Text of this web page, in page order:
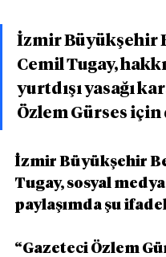
İzmir Büyükşehir
Cemil Tugay,
yurtdışı yasağı
Özlem Gürses için
İzmir Büyükşehir
Tugay, sosyal
paylaşımda şu
“Gazeteci Özlem